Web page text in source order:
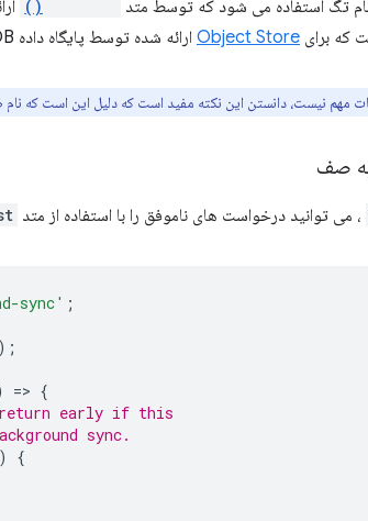
تگ استفاده می شود که توسط متد
که برای Object Store ارائه شده توسط پایگاه داده IndexedDB استفاده می شود.
مهم نیست، دانستن این نکته مفید است که دلیل این است که
صف
، می توانید درخواست های ناموفق را با استفاده از متد
sync' ;
);
=> {
early if this
sync.
)
{